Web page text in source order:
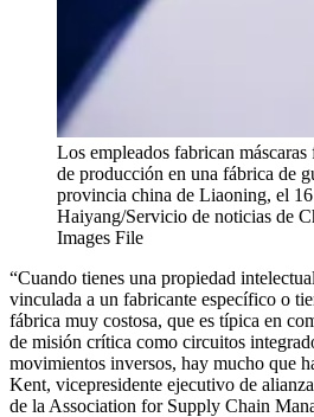
Los empleados fabrican máscaras
de producción en una fábrica de
provincia china de Liaoning, el
Haiyang/Servicio de noticias de
Images File
“Cuando tienes una propiedad
vinculada a un fabricante específico o
fábrica muy costosa, que es típica en
de misión crítica como circuitos
movimientos inversos, hay mucho que
Kent, vicepresidente ejecutivo de
de la Association for Supply Chain